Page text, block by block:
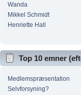
Wanda
Mikkel Schmidt
Henriette Hall
Top 10 emner
Medlemspræsentation
Selvforsyning?